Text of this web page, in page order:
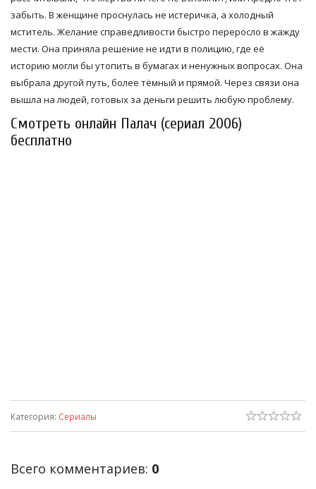
забыть. В женщине проснулась не истеричка, а холодный
мститель. Желание справедливости быстро переросло в жажду
мести. Она приняла решение не идти в полицию, где её
историю могли бы утопить в бумагах и ненужных вопросах. Она
выбрала другой путь, более тёмный и прямой. Через связи она
вышла на людей, готовых за деньги решить любую проблему.
Смотреть онлайн Палач (сериал 2006)
бесплатно
Категория: Сериалы
Всего комментариев: 0